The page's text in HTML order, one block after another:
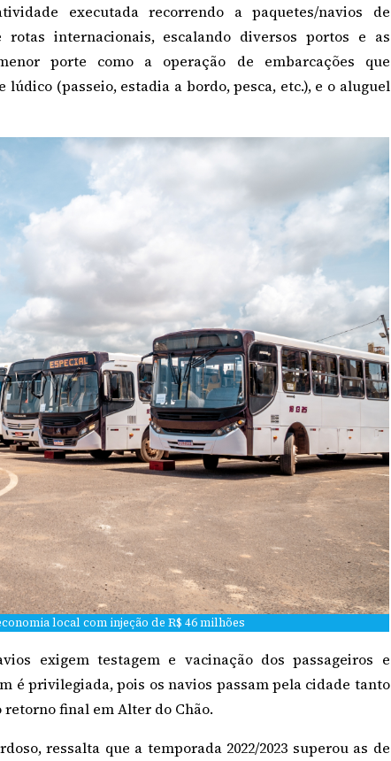
executada recorrendo a paquetes/navios de
internacionais, escalando diversos portos e as
porte como a operação de embarcações que
(passeio, estadia a bordo, pesca, etc.), e o aluguel
local com injeção de R$ 46 milhões
exigem testagem e vacinação dos passageiros e
é privilegiada, pois os navios passam pela cidade tanto
final em Alter do Chão.
ressalta que a temporada 2022/2023 superou as de